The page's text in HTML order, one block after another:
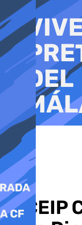
al
contenido
El CEIP